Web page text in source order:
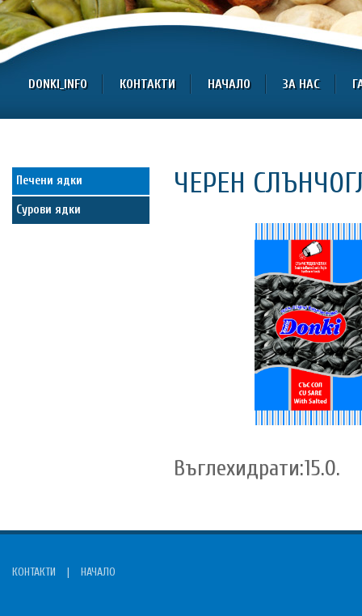
DONKI_INFO КОНТАКТИ НАЧАЛО ЗА НАС
Печени ядки
Сурови ядки
ЧЕРЕН
Въглехидрати:15.0.
КОНТАКТИ | НАЧАЛО